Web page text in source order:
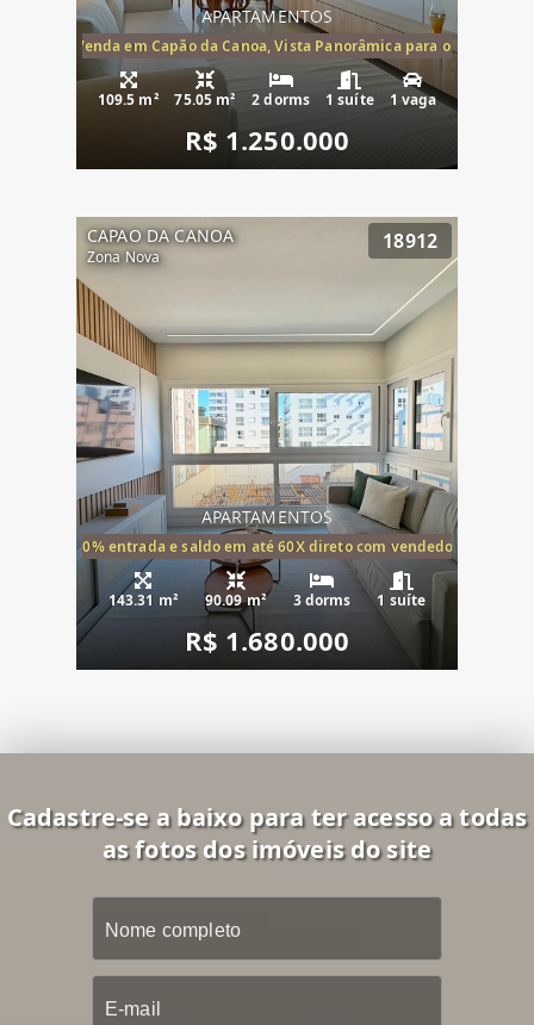
APARTAMENTOS
Mar à Venda em Capão da Canoa, Vista Panorâmica para o Mar, 2
109.5 m² 75.05 m² 2 dorms 1 suíte 1 vaga
R$ 1.250.000
CAPAO DA CANOA
Zona Nova
18912
APARTAMENTOS
20% entrada e saldo em até 60X direto com vendedor
143.31 m² 90.09 m² 3 dorms 1 suíte
R$ 1.680.000
Cadastre-se a baixo para ter acesso a todas
as fotos dos imóveis do site